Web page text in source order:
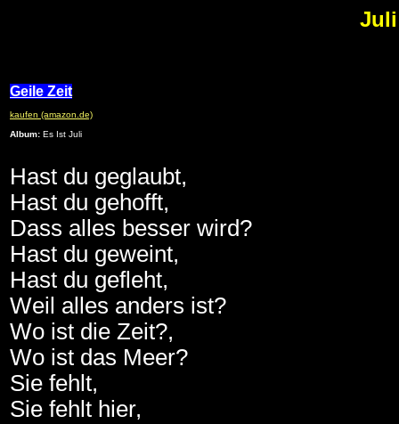
Geile Zeit
kaufen (amazon.de)
Album: Es Ist Juli
Hast du geglaubt,
Hast du gehofft,
Dass alles besser wird?
Hast du geweint,
Hast du gefleht,
Weil alles anders ist?
Wo ist die Zeit?,
Wo ist das Meer?
Sie fehlt,
Sie fehlt hier,